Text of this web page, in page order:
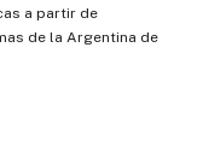
a partir de
de la Argentina de